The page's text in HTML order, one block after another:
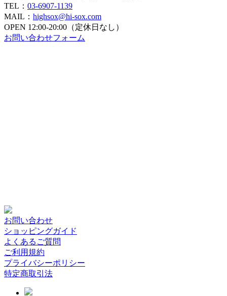
TEL： 03-6907-1139
MAIL： highsox@hi-sox.com
OPEN 12:00-20:00（定休日なし）
お問い合わせフォーム
お問い合わせ
ショッピングガイド
よくあるご質問
ご利用規約
プライバシーポリシー
特定商取引法